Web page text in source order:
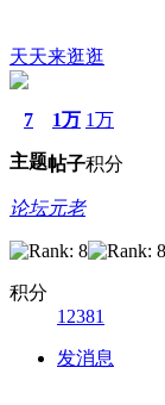
天天来逛逛
7
主题
1万
帖子
1万
积分
论坛元老
积分
12381
发消息